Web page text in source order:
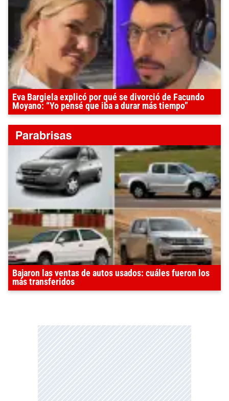
Eva Bargiela explicó por qué se divorció de Facundo
Moyano: “Yo pensé que iba a durar más tiempo”
Bajaron las ventas de autos usados: cuáles fueron los
más transferidos